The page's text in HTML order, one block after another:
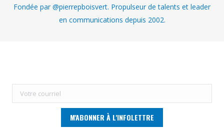
Fondée par @pierrepboisvert. Propulseur de talents et leader
en communications depuis 2002.